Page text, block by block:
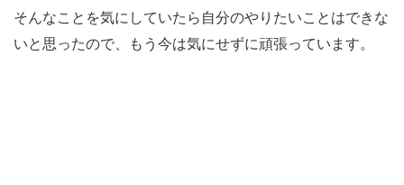
そんなことを気にしていたら自分のやりたいことはできな
いと思ったので、もう今は気にせずに頑張っています。